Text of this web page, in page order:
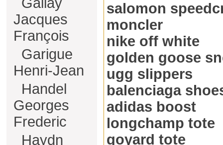
Jacques
François
Garigue
Henri-Jean
Handel
Georges
Frederic
Haydn
salomon
moncler
nike off white
golden goose
ugg slippers
balenciaga
adidas boost
longchamp tote
goyard tote